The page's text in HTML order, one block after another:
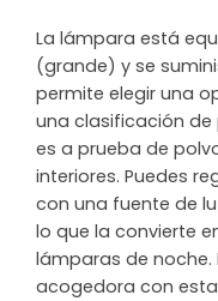
La lámpara está
(grande) y se
permite elegir una
una clasificación de
es a prueba de
interiores. Puedes
con una fuente de
lo que la convierte
lámparas de
acogedora con